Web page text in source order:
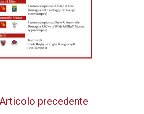
precedente